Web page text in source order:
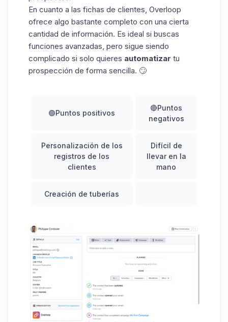
En cuanto a las fichas de clientes, Overloop
ofrece algo bastante completo con una cierta
cantidad de información. Es ideal si buscas
funciones avanzadas, pero sigue siendo
complicado si solo quieres automatizar tu
prospección de forma sencilla. 🙄
🟢Puntos positivos
🔴Puntos
negativos
Personalización de los
registros de los
clientes
Difícil de
llevar en la
mano
Creación de tuberías